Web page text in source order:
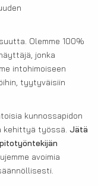
Olemme 100%
jonka
intohimoiseen
tyytyväisiin
kunnossapidon
kehittyä työssä. Jätä
avoimia